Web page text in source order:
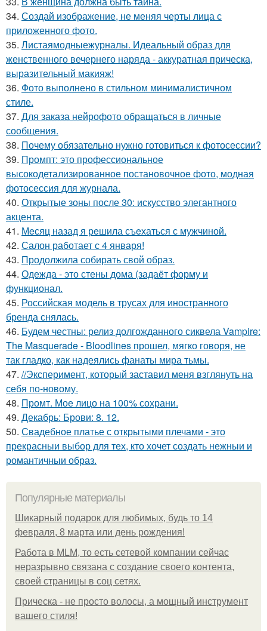
34. Создай изображение, не меняя черты лица с
приложенного фото.
35. Листаямодныежурналы. Идеальный образ для
женственного вечернего наряда - аккуратная прическа,
выразительный макияж!
36. Фото выполнено в стильном минималистичном
стиле.
37. Для заказа нейрофото обращаться в личные
сообщения.
38. Почему обязательно нужно готовиться к фотосессии?
39. Промпт: это профессиональное
высокодетализированное постановочное фото, модная
фотосессия для журнала.
40. Открытые зоны после 30: искусство элегантного
акцента.
41. Мeсяц назад я рeшила съeхаться с мужчиной.
42. Салон работает с 4 января!
43. Продолжила собирать свой образ.
44. Одежда - это стены дома (задаёт форму и
функционал.
45. Российская модель в трусах для иностранного
бренда снялась.
46. Будем честны: релиз долгожданного сиквела Vampire:
The Masquerade - Bloodlines прошел, мягко говоря, не
так гладко, как надеялись фанаты мира тьмы.
47. //Эксперимент, который заставил меня взглянуть на
себя по-новому.
48. Промт. Мое лицо на 100% сохрани.
49. Декабрь: Брови: 8. 12.
50. Свадебное платье с открытыми плечами - это
прекрасныи выбор для тех, кто хочет создать нежныи и
романтичныи образ.
Популярные материалы
Шикарный подарок для любимых, будь то 14
февраля, 8 марта или день рождения!
Работа в MLM, то есть сетевой компании сейчас
неразрывно связана с создание своего контента,
своей страницы в соц сетях.
Прическа - не просто волосы, а мощный инструмент
вашего стиля!